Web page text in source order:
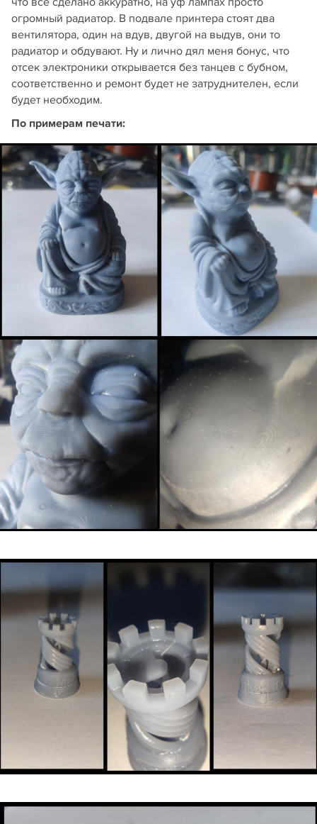
огромный радиатор. В подвале принтера стоят два
вентилятора, один на вдув, двугой на выдув, они то
радиатор и обдувают. Ну и лично дял меня бонус, что
отсек электроники открывается без танцев с бубном,
соответственно и ремонт будет не затруднителен, если
будет необходим.
По примерам печати: